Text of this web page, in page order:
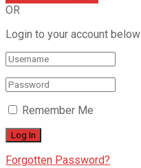
OR
Login to your account below
Remember Me
Forgotten Password?